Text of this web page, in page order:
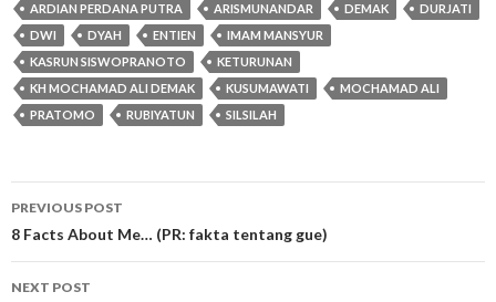
ARDIAN PERDANA PUTRA
ARISMUNANDAR DEMAK
DURJATI
DWI
DYAH ENTIEN
IMAM MANSYUR
KASRUN SISWOPRANOTO
KETURUNAN
KH MOCHAMAD ALI DEMAK
KUSUMAWATI
MOCHAMAD ALI
PRATOMO
RUBIYATUN SILSILAH
Post
navigation
PREVIOUS POST
8 Facts About Me… (PR: fakta tentang gue)
NEXT POST